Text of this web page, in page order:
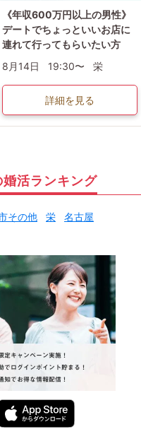
《年収600万円以上の男性》
デートでちょっといいお店に
連れて行ってもらいたい方
8月14日
19:30〜 栄
詳細を見る
活ランキング
その他 栄 名古屋